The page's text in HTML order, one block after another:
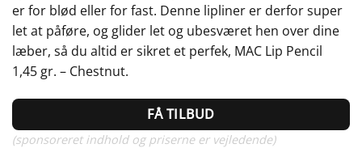
er for blød eller for fast. Denne lipliner er derfor super
let at påføre, og glider let og ubesværet hen over dine
læber, så du altid er sikret et perfek, MAC Lip Pencil
1,45 gr. – Chestnut.
FÅ TILBUD
(sponsoreret indhold og priserne er vejledende)